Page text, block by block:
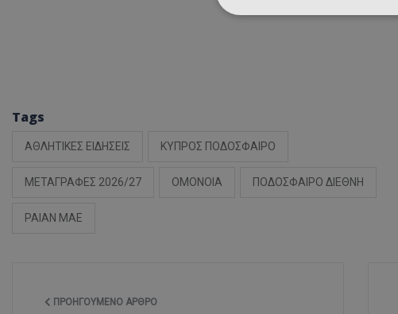
Tags
ΑΘΛΗΤΙΚΕΣ ΕΙΔΗΣΕΙΣ ΚΥΠΡΟΣ ΠΟΔΟΣΦΑΙΡΟ
ΜΕΤΑΓΡΑΦΕΣ 2026/27 ΟΜΟΝΟΙΑ ΠΟΔΟΣΦΑΙΡΟ ΔΙΕΘΝΗ
ΡΑΙΑΝ ΜΑΕ
ΠΡΟΗΓΟΎΜΕΝΟ ΆΡΘΡΟ